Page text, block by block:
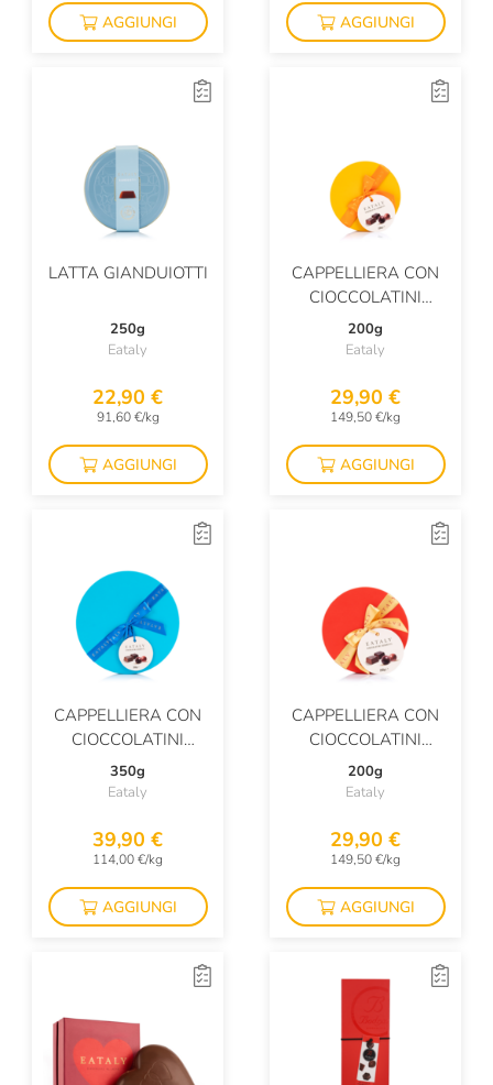
AGGIUNGI AGGIUNGI
LATTA GIANDUIOTTI
250g
Eataly
22,90 €
91,60 €/kg
AGGIUNGI
CAPPELLIERA CON
CIOCCOLATINI
ASSORTITI
200g
Eataly
29,90 €
149,50 €/kg
AGGIUNGI
CAPPELLIERA CON
CIOCCOLATINI
ASSORTITI
350g
Eataly
39,90 €
114,00 €/kg
AGGIUNGI
CAPPELLIERA CON
CIOCCOLATINI
ASSORTITI
200g
Eataly
29,90 €
149,50 €/kg
AGGIUNGI